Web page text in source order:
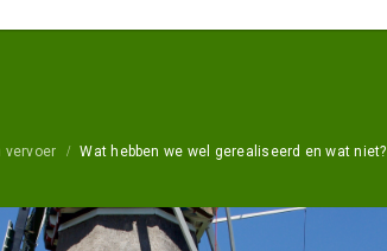
vervoer Wat hebben we wel gerealiseerd en wat niet?